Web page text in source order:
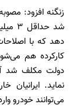
زنگنه افزود:
دهد که با
کارکرده هم
دولت مکلف شد
می‌توانند خودرو